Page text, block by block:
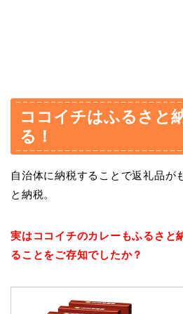
ココイチはふるさと
る！
自治体に納税することで返礼品が
と納税。
実はココイチのカレーもふるさと
ることをご存知でしたか？